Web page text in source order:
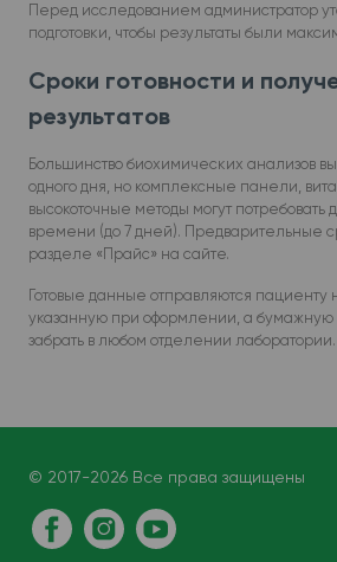
Перед исследованием администратор
подготовки, чтобы результаты были
Сроки готовности и
результатов
Большинство биохимических анализов
одного дня, но комплексные панели,
высокоточные методы могут потребовать
времени (до 7 дней). Предварительные
разделе «Прайс» на сайте.
Готовые данные отправляются пациенту
указанную при оформлении, а
забрать в любом отделении лаборатории.
© 2017-2026 Все права защищены